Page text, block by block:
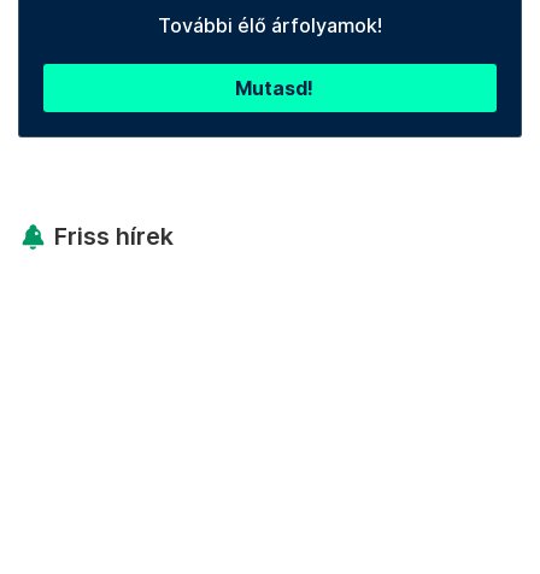
További élő árfolyamok!
Mutasd!
Friss hírek